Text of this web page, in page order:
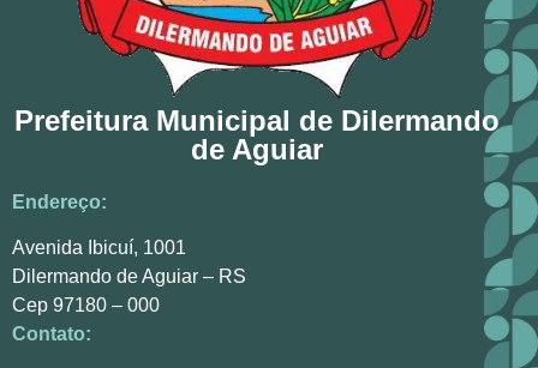
Prefeitura Municipal de Dilermando
de Aguiar
Endereço:
Avenida Ibicuí, 1001
Dilermando de Aguiar – RS
Cep 97180 – 000
Contato: